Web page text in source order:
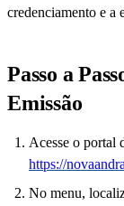
credenciamento e a
Passo a
Emissão
Acesse o portal
https://
No menu,